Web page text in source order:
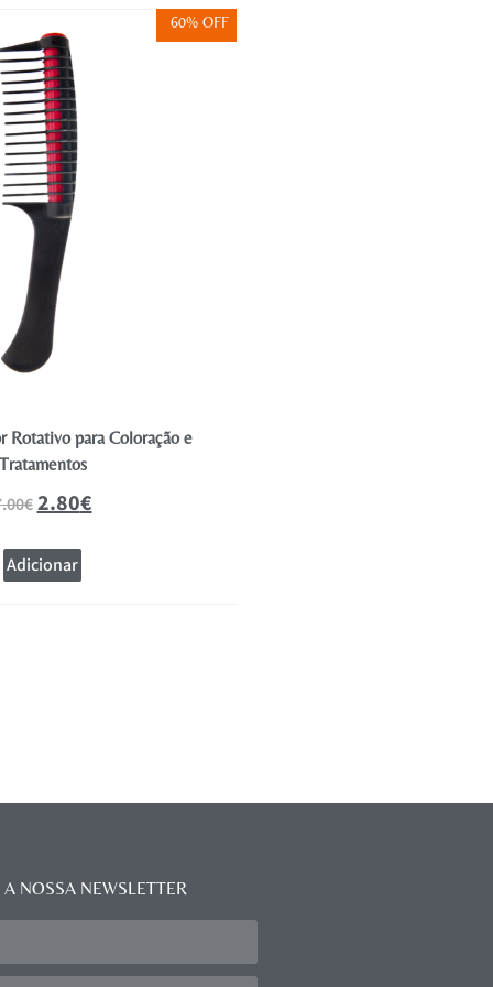
60% OFF
Rotativo para Coloração e
Tratamentos
€ 2.80€
Adicionar
NOSSA NEWSLETTER